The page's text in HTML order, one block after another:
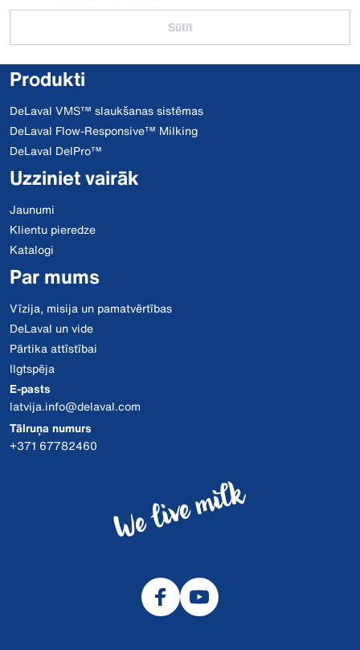
Sūtīt
Produkti
DeLaval VMS™ slaukšanas sistēmas
DeLaval Flow-Responsive™ Milking
DeLaval DelPro™
Uzziniet vairāk
Jaunumi
Klientu pieredze
Katalogi
Par mums
Vīzija, misija un pamatvērtības
DeLaval un vide
Pārtika attīstībai
Ilgtspēja
E-pasts
latvija.info@delaval.com
Tālruņa numurs
+371 67782460